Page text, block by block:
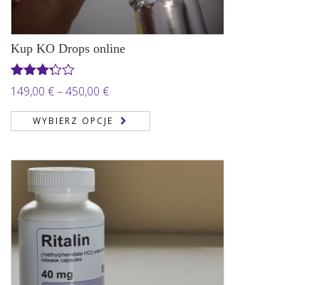
Kup KO Drops online
Oceniono
3.22na
5
149,00 €–450,00 €Zakres
cen:
od
WYBIERZ OPCJE